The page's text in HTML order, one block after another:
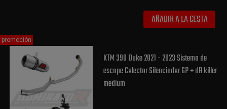
AÑADIR A LA CESTA
KTM 390 Duke 2021 - 2023 Sistema de
escape Colector Silenciador GP + dB killer
medium
promoción